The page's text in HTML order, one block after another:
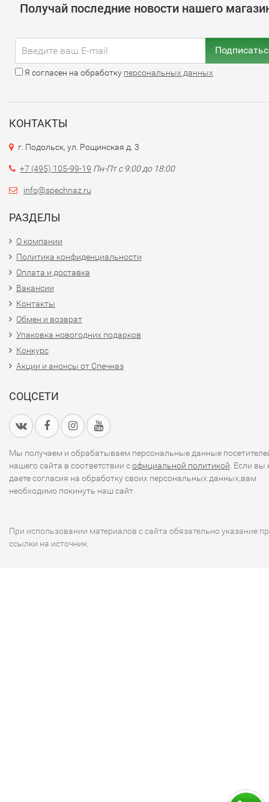
Получай последние новости нашего
Я согласен на обработку персональных данных
КОНТАКТЫ
г. Подольск, ул. Рощинская д. 3
+7 (495) 105-99-19 Пн-Пт с 9:00 до 18:00
info@spechnaz.ru
РАЗДЕЛЫ
О компании
Политика конфиденциальности
Оплата и доставка
Вакансии
Контакты
Обмен и возврат
Упаковка новогодних подарков
Конкурс
Акции и анонсы от Спечназ
СОЦСЕТИ
Мы получаем и обрабатываем персональные данные
нашего сайта в соответствии софициальной политикой . Если вы
даете согласия на обработку своих персональных данных,вам
необходимо покинуть наш сайт.
При использовании материалов с сайта обязательно указание
ссылки на источник.